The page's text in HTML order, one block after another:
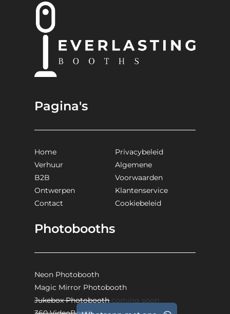
Pagina's
Home
Verhuur
B2B
Ontwerpen
Contact
Privacybeleid
Algemene
Voorwaarden
Klantenservice
Cookiebeleid
Photobooths
Neon Photobooth
Magic Mirror Photobooth
Jukebox Photoboothcoming soon